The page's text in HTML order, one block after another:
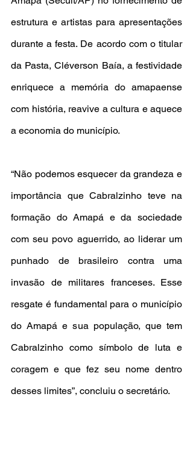
estrutura e artistas para apresentações
durante a festa. De acordo com o titular
da Pasta, Cléverson Baía, a festividade
enriquece a memória do amapaense
com história, reavive a cultura e aquece
a economia do município.
“Não podemos esquecer da grandeza e
importância que Cabralzinho teve na
formação do Amapá e da sociedade
com seu povo aguerrido, ao liderar um
punhado de brasileiro contra uma
invasão de militares franceses. Esse
resgate é fundamental para o município
do Amapá e sua população, que tem
Cabralzinho como símbolo de luta e
coragem e que fez seu nome dentro
desses limites”, concluiu o secretário.